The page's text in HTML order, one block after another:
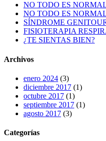
NO TODO ES
NO TODO ES
SÍNDROME
FISIOTERAPIA
¿TE SIENTAS BIEN?
Archivos
enero 2024 (3)
diciembre 2017 (1)
octubre 2017 (1)
septiembre 2017 (1)
agosto 2017 (3)
Categorías